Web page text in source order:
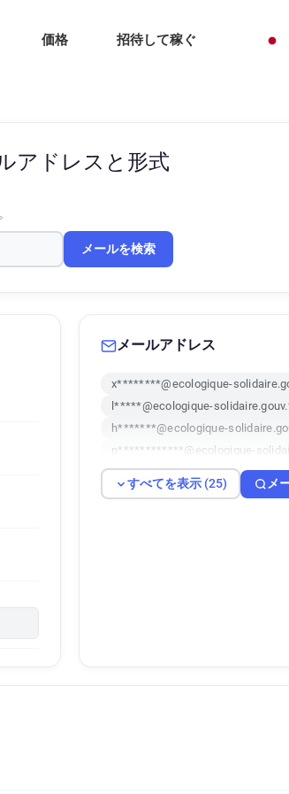
価格 招待して稼ぐ
アドレスと形式
メールを検索
メールアドレス
x********@ecologique-
l*****@ecologique-
h*******@ecologique-
n************@ecologique-
u************@ecologique-
f*****@ecologique-
すべてを表示 (25) メ